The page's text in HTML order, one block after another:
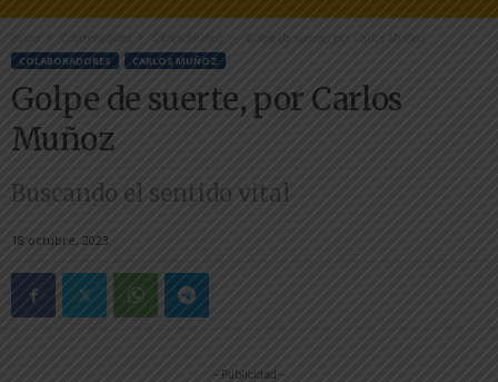
Inicio Colaboradores Carlos Muñoz Golpe de suerte, por Carlos Muñoz
COLABORADORES CARLOS MUÑOZ
Golpe de suerte, por Carlos
Muñoz
Buscando el sentido vital
18 octubre, 2023
-- Publicidad --